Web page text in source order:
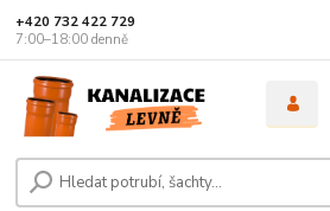
+420 732 422 729
7:00–18:00 denně